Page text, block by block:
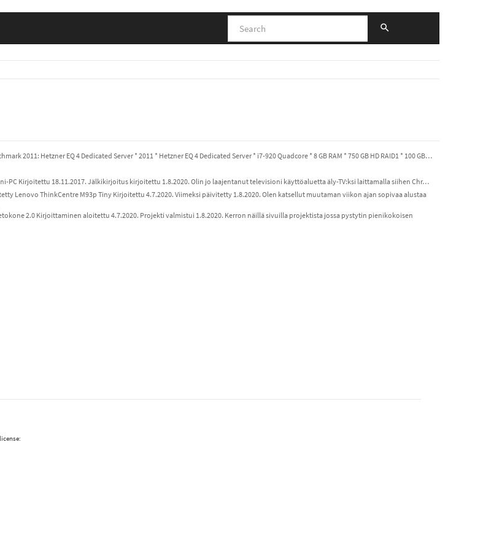
2011: Hetzner EQ 4 Dedicated Server * 2011 * Hetzner EQ 4 Dedicated Server * i7-920 Quadcore * 8 GB RAM * 750 GB HD RAID1 * 100 GB…
PC Kirjoitettu 18.11.2017. Jälkikirjoitus kirjoitettu 1.8.2020. Olin jo laajentanut televisioni käyttöaluetta äly-TV:ksi laittamalla siihen Chr…
Lenovo ThinkCentre M93p Tiny Kirjoitettu 4.7.2020. Viimeksi päivitetty 1.8.2020. Olen katsellut muutaman viikon ajan sopivaa alustaa
2.0 Kirjoittaminen aloitettu 4.7.2020. Projekti valmistui 1.8.2020. Kerron näillä sivuilla projektista jossa pystytin pienikokoisen